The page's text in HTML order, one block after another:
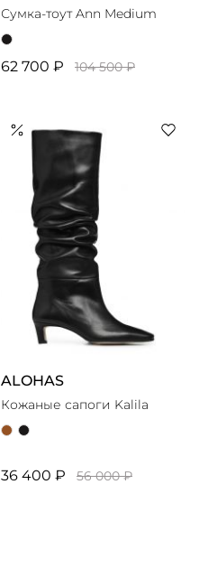
Сумка-тоут Ann Medium
62 700 ₽ 104 500 ₽
ALOHAS
Кожаные сапоги Kalila
36 400 ₽ 56 000 ₽